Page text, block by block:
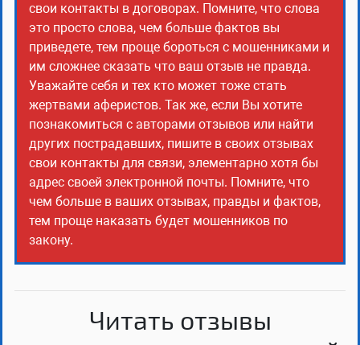
свои контакты в договорах. Помните, что слова
это просто слова, чем больше фактов вы
приведете, тем проще бороться с мошенниками и
им сложнее сказать что ваш отзыв не правда.
Уважайте себя и тех кто может тоже стать
жертвами аферистов. Так же, если Вы хотите
познакомиться с авторами отзывов или найти
других пострадавших, пишите в своих отзывах
свои контакты для связи, элементарно хотя бы
адрес своей электронной почты. Помните, что
чем больше в ваших отзывах, правды и фактов,
тем проще наказать будет мошенников по
закону.
Читать отзывы